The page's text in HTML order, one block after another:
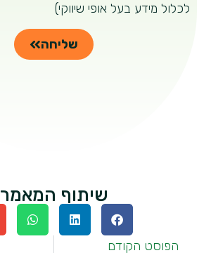
לכלול מידע בעל אופי שיווקי)
שליחה
שיתוף המאמר
הפוסט הקודם